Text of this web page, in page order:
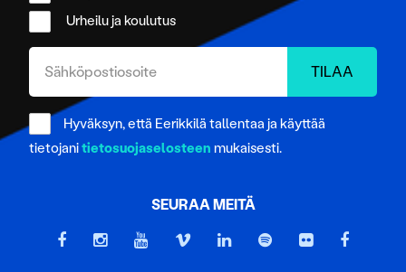
tukemiseen ja kävijämäärämme analysoimiseen. Lisäksi
jaamme sosiaalisen median, mainosalan ja analytiikka-
sivustoamme. Kumppanimme voivat yhdistää näitä
tietoja muihin tietoihin, joita olet antanut heille tai joita on
kerätty, kun olet käyttänyt heidän palvelujaan.
Urheilu ja koulutus
Hyväksyn, että Eerikkilä tallentaa ja käyttää
tietojanitietosuojaselosteen mukaisesti.
SEURAA MEITÄ